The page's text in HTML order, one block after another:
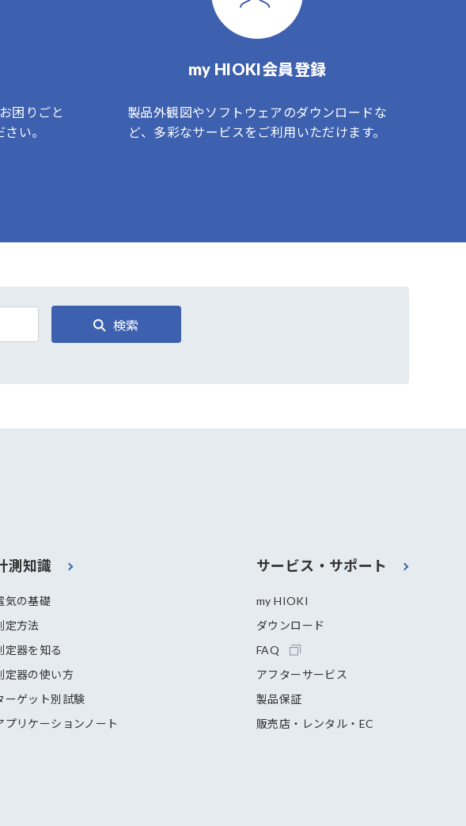
困りごと
い。
my HIOKI会員登録
製品外観図やソフトウェアのダウンロードな
ど、多彩なサービスをご利用いただけます。
検索
測知識
気の基礎
定方法
定器を知る
定器の使い方
ーゲット別試験
プリケーションノート
サービス・サポート
my HIOKI
ダウンロード
FAQ
アフターサービス
製品保証
販売店・レンタル・EC